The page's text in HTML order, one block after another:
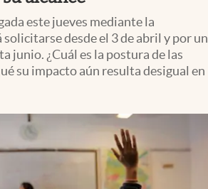
este jueves mediante la
desde el 3 de abril y por un
junio. ¿Cuál es la postura de las
su impacto aún resulta desigual en